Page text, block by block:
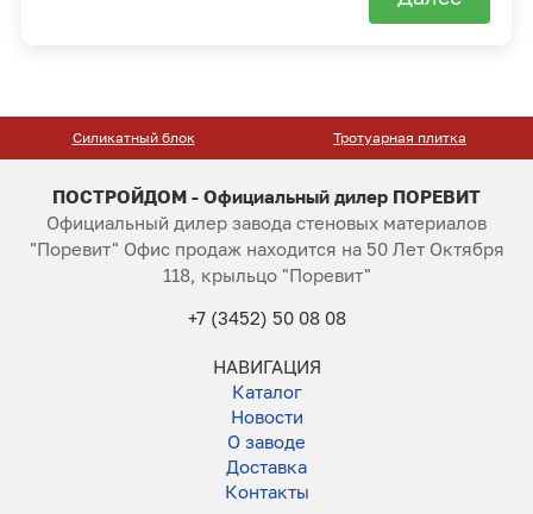
Силикатный блок Тротуарная плитка
ПОСТРОЙДОМ - Официальный дилер ПОРЕВИТ
Официальный дилер завода стеновых материалов
"Поревит" Офис продаж находится на 50 Лет Октября
118, крыльцо "Поревит"
+7 (3452) 50 08 08
НАВИГАЦИЯ
Каталог
Новости
О заводе
Доставка
Контакты